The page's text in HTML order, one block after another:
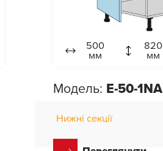
500
мм
820
мм
Модель: E-50-1NA
Нижні секції